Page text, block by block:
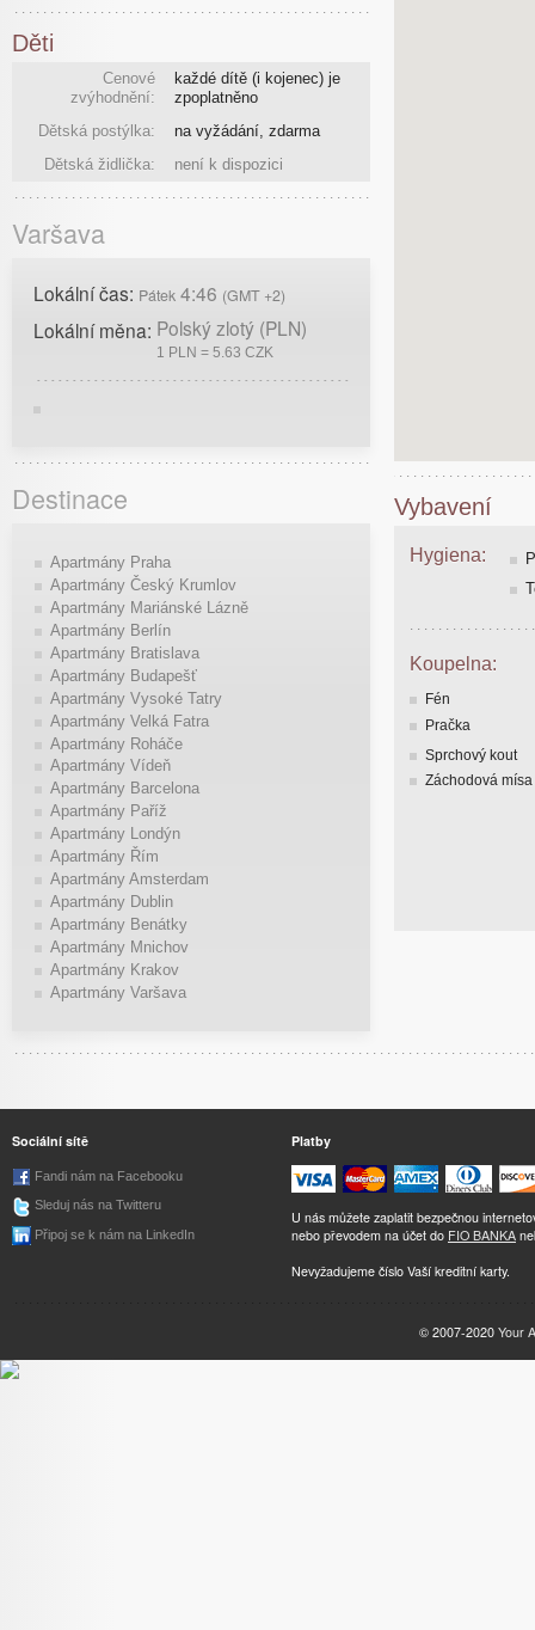
Vybavení
Hygiena:
Koupelna:
Fén
Pračka
Sprchový kout
Záchodová mísa
Děti
Cenové
zvýhodnění:
každé dítě (i kojenec) je
zpoplatněno
Dětská postýlka:
na vyžádání, zdarma
Dětská židlička:
není k dispozici
Varšava
Lokální čas: Pátek 4:46 (GMT +2)
Lokální měna: Polský zlotý (PLN)
1 PLN = 5.63 CZK
Destinace
Apartmány Praha
Apartmány Český Krumlov
Apartmány Mariánské Lázně
Apartmány Berlín
Apartmány Bratislava
Apartmány Budapešť
Apartmány Vysoké Tatry
Apartmány Velká Fatra
Apartmány Roháče
Apartmány Vídeň
Apartmány Barcelona
Apartmány Paříž
Apartmány Londýn
Apartmány Řím
Apartmány Amsterdam
Apartmány Dublin
Apartmány Benátky
Apartmány Mnichov
Apartmány Krakov
Apartmány Varšava
Sociální sítě
Fandi nám na Facebooku
Sleduj nás na Twitteru
Připoj se k nám na LinkedIn
Platby
U nás můžete zaplatit bezpečnou
nebo převodem na účet do FIO BANKA
Nevyžadujeme číslo Vaší kreditní karty.
© 2007-2020 Your